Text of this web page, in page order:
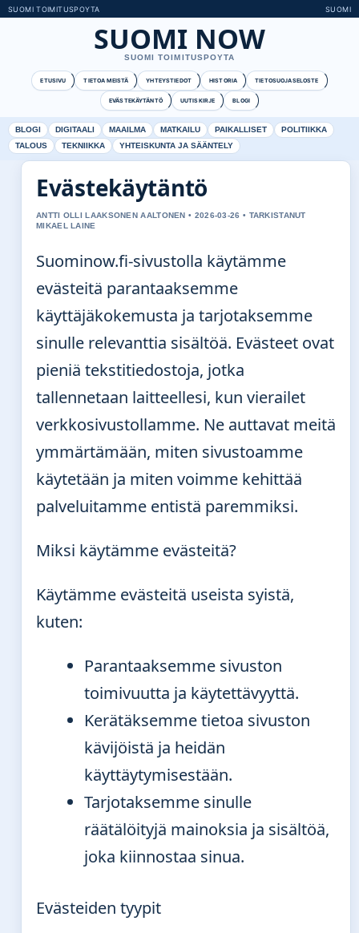
SUOMI TOIMITUSPOYTA SUOMI
SUOMI NOW
SUOMI TOIMITUSPOYTA
ETUSIVU TIETOA MEISTÄ YHTEYSTIEDOT HISTORIA TIETOSUOJASELOSTE
EVÄSTEKÄYTÄNTÖ UUTISKIRJE BLOGI
BLOGI DIGITAALI MAAILMA MATKAILU PAIKALLISET
POLITIIKKA
TALOUS
TEKNIIKKA YHTEISKUNTA JA SÄÄNTELY
Evästekäytäntö
ANTTI OLLI LAAKSONEN AALTONEN • 2026-03-26 • TARKISTANUT
MIKAEL LAINE
Suominow.fi-sivustolla käytämme
evästeitä parantaaksemme
käyttäjäkokemusta ja tarjotaksemme
sinulle relevanttia sisältöä. Evästeet ovat
pieniä tekstitiedostoja, jotka
tallennetaan laitteellesi, kun vierailet
verkkosivustollamme. Ne auttavat meitä
ymmärtämään, miten sivustoamme
käytetään ja miten voimme kehittää
palveluitamme entistä paremmiksi.
Miksi käytämme evästeitä?
Käytämme evästeitä useista syistä,
kuten:
Parantaaksemme sivuston
toimivuutta ja käytettävyyttä.
Kerätäksemme tietoa sivuston
kävijöistä ja heidän
käyttäytymisestään.
Tarjotaksemme sinulle
räätälöityjä mainoksia ja sisältöä,
joka kiinnostaa sinua.
Evästeiden tyypit